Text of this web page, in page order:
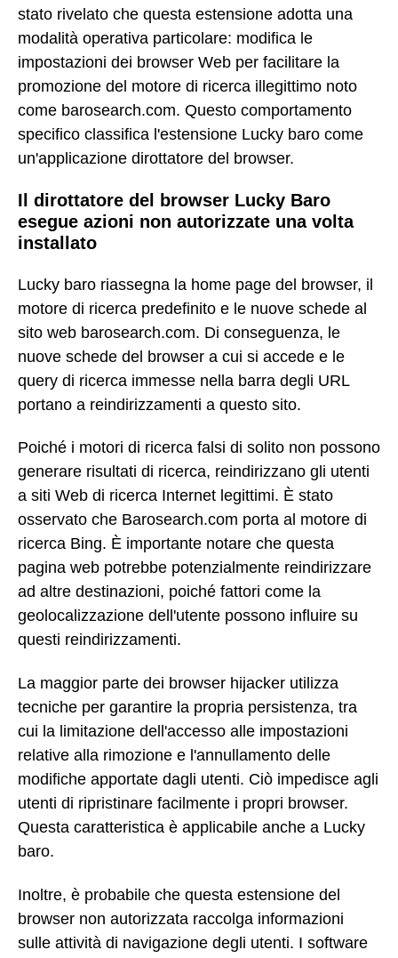
stato rivelato che questa estensione adotta una
modalità operativa particolare: modifica le
impostazioni dei browser Web per facilitare la
promozione del motore di ricerca illegittimo noto
come barosearch.com. Questo comportamento
specifico classifica l'estensione Lucky baro come
un'applicazione dirottatore del browser.
Il dirottatore del browser Lucky Baro
esegue azioni non autorizzate una volta
installato
Lucky baro riassegna la home page del browser, il
motore di ricerca predefinito e le nuove schede al
sito web barosearch.com. Di conseguenza, le
nuove schede del browser a cui si accede e le
query di ricerca immesse nella barra degli URL
portano a reindirizzamenti a questo sito.
Poiché i motori di ricerca falsi di solito non possono
generare risultati di ricerca, reindirizzano gli utenti
a siti Web di ricerca Internet legittimi. È stato
osservato che Barosearch.com porta al motore di
ricerca Bing. È importante notare che questa
pagina web potrebbe potenzialmente reindirizzare
ad altre destinazioni, poiché fattori come la
geolocalizzazione dell'utente possono influire su
questi reindirizzamenti.
La maggior parte dei browser hijacker utilizza
tecniche per garantire la propria persistenza, tra
cui la limitazione dell'accesso alle impostazioni
relative alla rimozione e l'annullamento delle
modifiche apportate dagli utenti. Ciò impedisce agli
utenti di ripristinare facilmente i propri browser.
Questa caratteristica è applicabile anche a Lucky
baro.
Inoltre, è probabile che questa estensione del
browser non autorizzata raccolga informazioni
sulle attività di navigazione degli utenti. I software